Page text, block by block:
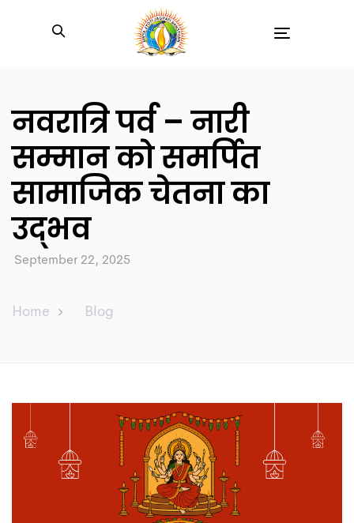
नवरात्रि पर्व – नारी
सम्मान को समर्पित
सामाजिक चेतना का
उद्भव
September 22, 2025
Home Blog